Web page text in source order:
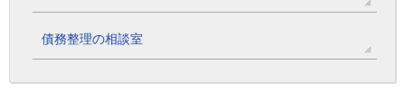
債務整理の相談室